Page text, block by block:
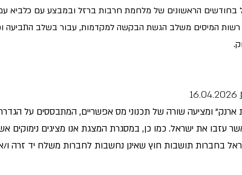
בחודשים הראשונים של מלחמת חרבות ברזל ובמבצע עם כלביא
רשות המיסים משלב הגשת הבקשה למקדמות, עבור בשלב התביעה
בסעיף 62א לפקודה ביחס ל-"חברות ארנק" ומציעה שורה של תכנוני מס אפשריים, המתבססים
עזבו את ישראל. כמו כן, במסגרת המצגת אנו מציגים נימוקים
בעלי מניות תושבי ישראל בחברות תושבות חוץ שאינן נחשבות לחברות משלח יד